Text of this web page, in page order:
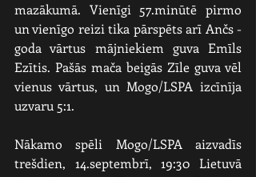
mazākumā. Vienīgi 57.minūtē pirmo
un vienīgo reizi tika pārspēts arī Ančs -
goda vārtus mājniekiem guva Emīls
Ezītis. Pašās mača beigās Zīle guva vēl
vienus vārtus, un Mogo/LSPA izcīnīja
uzvaru 5:1.
Nākamo spēli Mogo/LSPA aizvadīs
trešdien, 14.septembrī, 19:30 Lietuvā